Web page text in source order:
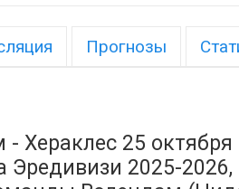
Прогнозы
Хераклес 25 октября
Эредивизи 2025-2026,